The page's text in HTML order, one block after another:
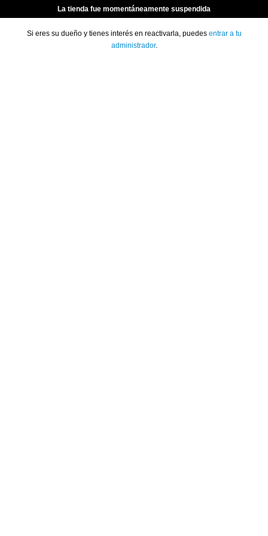
La tienda fue momentáneamente suspendida
Si eres su dueño y tienes interés en reactivarla, puedes entrar a tu
administrador.